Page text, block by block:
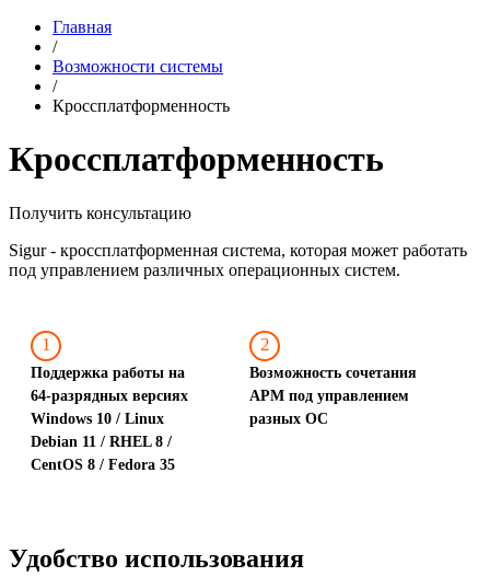
Главная
/
Возможности системы
/
Кроссплатформенность
Кроссплатформенность
Получить консультацию
Sigur - кроссплатформенная система, которая может работать
под управлением различных операционных систем.
1
Поддержка работы на
64-разрядных версиях
Windows 10 / Linux
Debian 11 / RHEL 8 /
CentOS 8 / Fedora 35
2
Возможность сочетания
АРМ под управлением
разных ОС
Удобство использования